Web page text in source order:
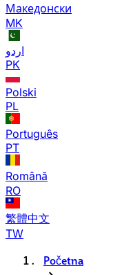
Македонски
MK
اردو
PK
Polski
PL
Português
PT
Română
RO
繁體中文
TW
Početna